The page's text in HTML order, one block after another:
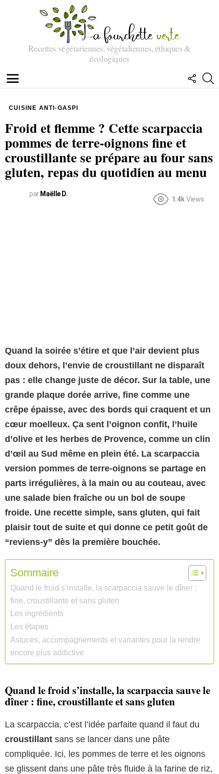
Recettes végétariennes, végétaliennes, éthiques &
écologiques
Menu
NOUS
CUISINE ANTI-GASPI
Froid et flemme ? Cette scarpaccia
pommes de terre-oignons fine et
croustillante se prépare au four sans
gluten, repas du quotidien au menu
par Maëlle D.
1.4k Views
Quand la soirée s’étire et que l’air devient plus
doux dehors, l’envie de croustillant ne disparaît
pas : elle change juste de décor. Sur la table, une
grande plaque dorée arrive, fine comme une
crêpe épaisse, avec des bords qui craquent et un
cœur moelleux. Ça sent l’oignon confit, l’huile
d’olive et les herbes de Provence, comme un clin
d’œil au Sud même en plein été. La scarpaccia
version pommes de terre-oignons se partage en
parts irrégulières, à la main ou au couteau, avec
une salade bien fraîche ou un bol de soupe
froide. Une recette simple, sans gluten, qui fait
plaisir tout de suite et qui donne ce petit goût de
“reviens-y” dès la première bouchée.
Sommaire
Quand le froid s’installe, la scarpaccia sauve le dîner :
fine, croustillante et sans gluten
Les ingrédients
Les étapes
Astuces, accompagnements et variantes pour la rendre
encore plus addictive
Quand le froid s’installe, la scarpaccia sauve le
dîner : fine, croustillante et sans gluten
La scarpaccia, c’est l’idée parfaite quand il faut du
croustillant sans se lancer dans une pâte
compliquée. Ici, les pommes de terre et les oignons
se glissent dans une pâte très fluide à la farine de riz,